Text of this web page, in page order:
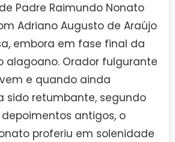
Padre Raimundo Nonato
Adriano Augusto de Araújo
embora em fase final da
alagoano. Orador fulgurante
e quando ainda
sido retumbante, segundo
antigos, o
proferiu em solenidade